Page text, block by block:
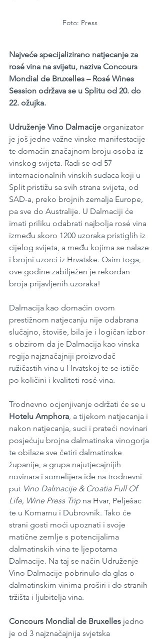
Foto: Press
Najveće specijalizirano natjecanje za
rosé vina na svijetu, naziva Concours
Mondial de Bruxelles – Rosé Wines
Session održava se u Splitu od 20. do
22. ožujka.
Udruženje Vino Dalmacije organizator
je još jedne važne vinske manifestacije
te domaćin značajnom broju osoba iz
vinskog svijeta. Radi se od 57
internacionalnih vinskih sudaca koji u
Split pristižu sa svih strana svijeta, od
SAD-a, preko brojnih zemalja Europe,
pa sve do Australije. U Dalmaciji će
imati priliku odabrati najbolja rosé vina
između skoro 1200 uzoraka pristiglih iz
cijelog svijeta, a među kojima se nalaze
i brojni uzorci iz Hrvatske. Osim toga,
ove godine zabilježen je rekordan
broja prijavljenih uzoraka!
Dalmacija kao domaćin ovom
prestižnom natjecanju nije odabrana
slučajno, štoviše, bila je i logičan izbor
s obzirom da je Dalmacija kao vinska
regija najznačajniji proizvođač
ružičastih vina u Hrvatskoj te se ističe
po količini i kvaliteti rosé vina.
Trodnevno ocjenjivanje održati će se u
Hotelu Amphora, a tijekom natjecanja i
nakon natjecanja, suci i prateći novinari
posjećuju brojna dalmatinska vinogorja
te obilaze sve četiri dalmatinske
županije, a grupa najutjecajnijih
novinara i somelijera ide na trodnevni
put Vino Dalmacije & Croatia Full Of
Life, Wine Press Trip na Hvar, Pelješac
te u Komarnu i Dubrovnik. Tako će
strani gosti moći upoznati i svoje
matične zemlje s potencijalima
dalmatinskih vina te ljepotama
Dalmacije. Na taj se način Udruženje
Vino Dalmacije pobrinulo da glas o
dalmatinskim vinima proširi i do stranih
tržišta i ljubitelja vina.
Concours Mondial de Bruxelles jedno
je od 3 najznačajnija svjetska